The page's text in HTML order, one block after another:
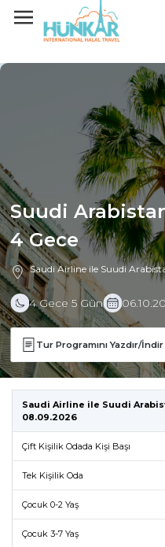
Suudi
4 Gece
Saudi Airline ile Suudi
4 Gece 5 Gün
Tur Programını Yazdır/İndir
Saudi Airline ile Suudi
08.09.2026
Çift Kişilik Odada Kişi Başı
Tek Kişilik Oda
Çocuk 0-2 Yaş
Çocuk 3-7 Yaş